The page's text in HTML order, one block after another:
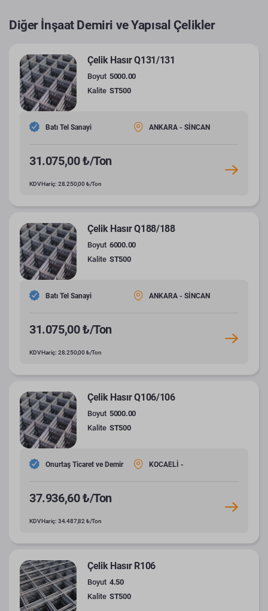
Diğer İnşaat Demiri ve Yapısal Çelikler
Çelik Hasır Q131/131
Boyut 5000.00
Kalite ST500
Batı Tel Sanayi ANKARA - SİNCAN
31.075,00 ₺/Ton
KDV Hariç: 28.250,00 ₺/Ton
Çelik Hasır Q188/188
Boyut 6000.00
Kalite ST500
Batı Tel Sanayi ANKARA - SİNCAN
31.075,00 ₺/Ton
KDV Hariç: 28.250,00 ₺/Ton
Çelik Hasır Q106/106
Boyut 5000.00
Kalite ST500
Onurtaş Ticaret ve Demir KOCAELİ -
37.936,60 ₺/Ton
KDV Hariç: 34.487,82 ₺/Ton
Çelik Hasır R106
Boyut 4.50
Kalite ST500